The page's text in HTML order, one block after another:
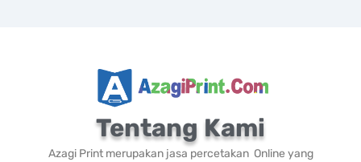
Tentang Kami
Azagi Print merupakan jasa percetakan Online yang